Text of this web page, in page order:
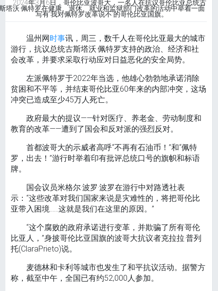
2024年3月6日，哥伦比亚波哥大，一名人在抗议哥伦比亚总统古
塔沃·佩特罗在健康、退休、就业和监狱部门改革的活动中举着一面
写有“我对佩特罗改革说不”的哥伦比亚国旗。
温州网时事讯，周三，数千人在哥伦比亚最大的城市
游行，抗议总统古斯塔沃·佩特罗支持的政治、经济和社
会改革，并要求采取行动应对日益恶化的安全局势。
左派佩特罗于2022年当选，他雄心勃勃地承诺消除
贫困和不平等，并结束哥伦比亚60年来的内部冲突，这场
冲突已造成至少45万人死亡。
政府最大的提议——针对医疗、养老金、劳动制度和
教育的改革——遭到了国会和反对派的强烈反对。
首都波哥大的示威者高呼“不再有石油币！”和“佩特
罗，出去！”游行时举着印有批评总统口号的旗帜和标语
牌。
国会议员米格尔·波罗·波罗在游行中对路透社表
示：“这些改革对我们国家来说是灾难性的，将把哥伦比
亚带入困境……这就是我们在这里的原因。”
“这个腐败的政府承诺进行变革，并欺骗了所有哥伦
比亚人，”身披哥伦比亚国旗的波哥大抗议者克拉拉·普列
托(ClaraPrieto)说。
麦德林和卡利等城市也发生了和平抗议活动。据警方
称，截至中午，全国已有约52,000人参加。